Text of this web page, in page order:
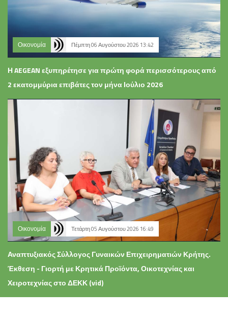
Οικονομία Πέμπτη 06 Αυγούστου 2026 13:42
Η AEGEAN εξυπηρέτησε για πρώτη φορά περισσότερους από
2 εκατομμύρια επιβάτες τον μήνα Ιούλιο 2026
Οικονομία Τετάρτη 05 Αυγούστου 2026 16:49
Αναπτυξιακός Σύλλογος Γυναικών Επιχειρηματιών Κρήτης.
Έκθεση - Γιορτή με Κρητικά Προϊόντα, Οικοτεχνίας και
Χειροτεχνίας στο ΔΕΚΚ (vid)